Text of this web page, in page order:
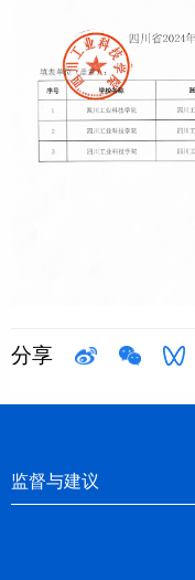
分享
监督与建议